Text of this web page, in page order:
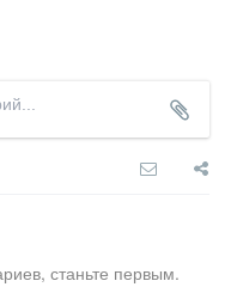
станьте первым.